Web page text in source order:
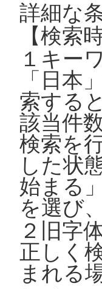
詳細な
【検索
１キー
「日本
索する
該当件
検索を
した状
始まる
を選び
２旧字
正しく
まれる